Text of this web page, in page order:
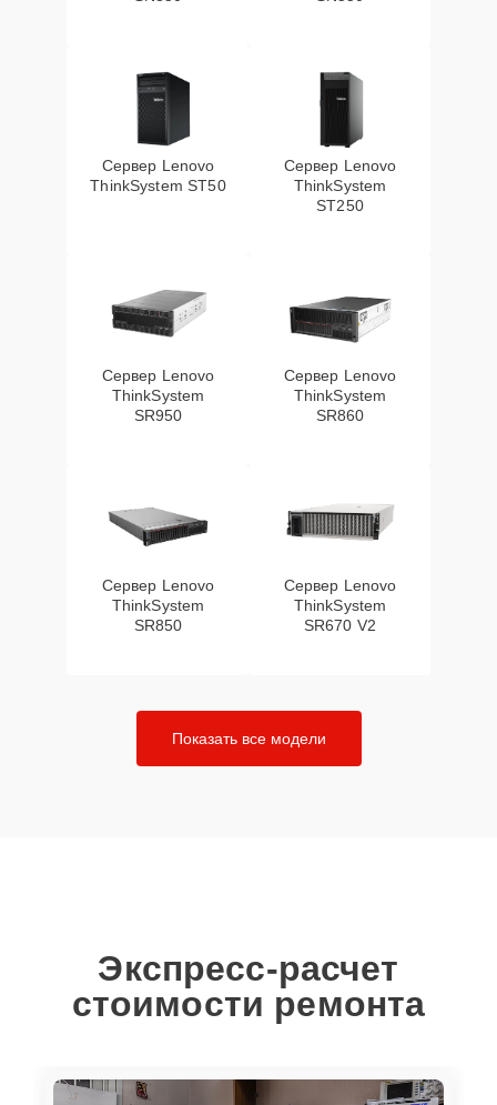
Сервер Lenovo
ThinkSystem ST50
Сервер Lenovo
ThinkSystem
ST250
Сервер Lenovo
ThinkSystem
SR950
Сервер Lenovo
ThinkSystem
SR860
Сервер Lenovo
ThinkSystem
SR850
Сервер Lenovo
ThinkSystem
SR670 V2
Показать все модели
Экспресс-расчет
стоимости ремонта